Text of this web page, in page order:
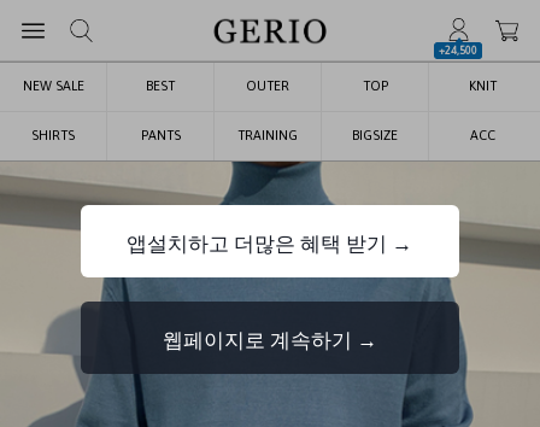
+24,500
NEW SALE BEST OUTER TOP KNIT
SHIRTS PANTS TRAINING BIGSIZE ACC
앱설치하고 더많은 혜택 받기 →
웹페이지로 계속하기 →